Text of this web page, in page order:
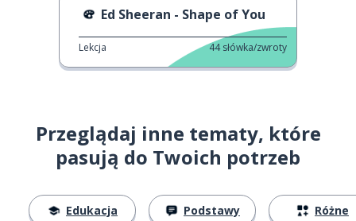
Ed Sheeran - Shape of You
Lekcja 44 słówka/zwroty
Przeglądaj inne tematy, które
pasują do Twoich potrzeb
Edukacja Podstawy Różne